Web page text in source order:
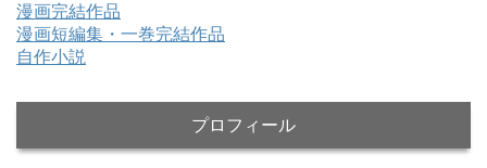
漫画完結作品
漫画短編集・一巻完結作品
自作小説
プロフィール